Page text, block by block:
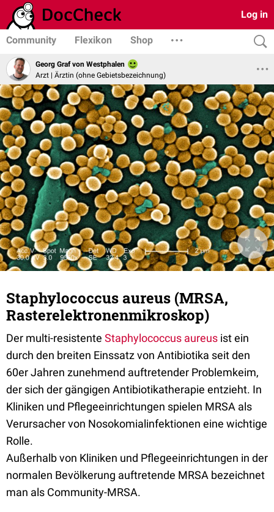
Log in
Community Flexikon Shop
Georg Graf von Westphalen
Arzt | Ärztin (ohne Gebietsbezeichnung)
Staphylococcus aureus (MRSA,
Rasterelektronenmikroskop)
Der multi-resistente Staphylococcus aureus ist ein
durch den breiten Einssatz von Antibiotika seit den
60er Jahren zunehmend auftretender Problemkeim,
der sich der gängigen Antibiotikatherapie entzieht. In
Kliniken und Pflegeeinrichtungen spielen MRSA als
Verursacher von Nosokomialinfektionen eine wichtige
Rolle.
Außerhalb von Kliniken und Pflegeeinrichtungen in der
normalen Bevölkerung auftretende MRSA bezeichnet
man als Community-MRSA.